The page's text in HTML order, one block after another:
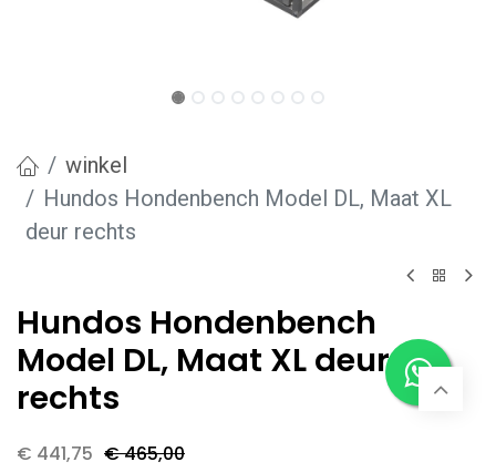
winkel
Hundos Hondenbench Model DL, Maat XL
deur rechts
Hundos Hondenbench
Model DL, Maat XL deur
rechts
€ 441,75 €465,00